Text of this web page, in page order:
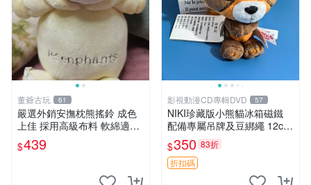
董爺古玩 61
嚴選外銷安撫枕熊搖鈴 成色
上佳 採用高級布料 軟綿適合
收藏 安心選購 安撫枕 熊玩具
搖鈴
$439
影視動漫CD專輯DVD 57
NIKI珍藏版小熊貓冰箱磁鐵
配備專屬吊牌及豆綁繩 12cm
廢品嚴選 好評推薦 小熊貓冰
箱貼 磁鐵掛件 冰箱飾品
$350 83折
折扣碼